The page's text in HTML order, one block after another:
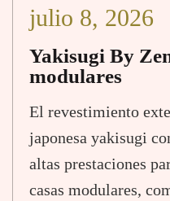
julio 8, 2026
Yakisugi By
modulares
El revestimiento
japonesa yakisugi
altas prestaciones
casas modulares,